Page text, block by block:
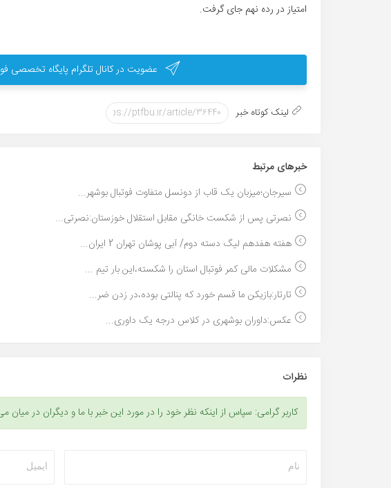
امتیاز در رده نهم جای گرفت.
عضویت در کانال تلگرام پایگاه تخصصی
لینک کوتاه خبر
خبر‌های مرتبط
سیرجان؛میزبان یک قاب از دو‌نسل متفاوت فوتبال بوشهر...
نصرتی پس از شکست خانگی مقابل استقلال خوزستان:نصرتی...
هفته هفدهم لیگ دسته دوم/ آبی پوشان تهران 2 ایران...
مشکلات مالی کمر فوتبال استان را شکسته،این بار تیم ...
تارتار:بازیکن ما قسم خورد که پنالتی بوده،در زدن ضر...
عکس:داوران بوشهری در کلاس درجه یک داوری...
نظرات
کاربر گرامی: سپاس از اینکه نظر خود را در مورد این خبر با ما و دیگران در میان